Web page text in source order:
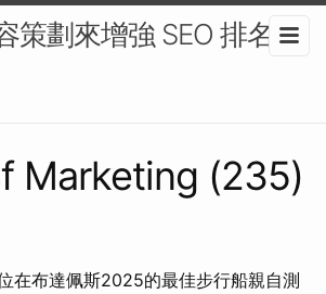
策劃來增強 SEO 排名-
Marketing (235)
在布達佩斯2025的最佳步行船親自測